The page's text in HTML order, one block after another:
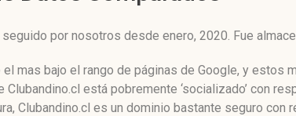
por nosotros desde enero, 2020. Fue
el mas bajo el rango de páginas de Google, y estos
Clubandino.cl está pobremente ‘socializado’ con
Clubandino.cl es un dominio bastante seguro con